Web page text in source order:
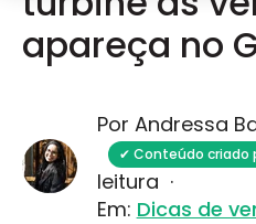
apareça no
Por Andressa
✔ Conteúdo criado
leitura ·
Em: Dicas de